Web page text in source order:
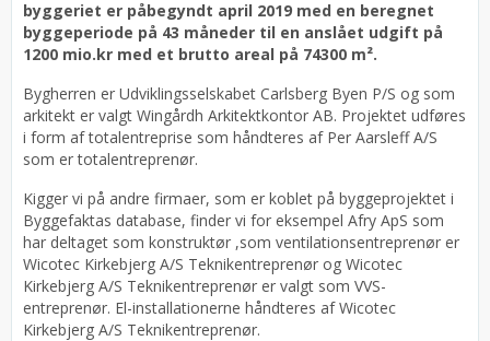
byggeriet er påbegyndt april 2019 med en beregnet
byggeperiode på 43 måneder til en anslået udgift på
1200 mio.kr med et brutto areal på 74300 m².
Bygherren er Udviklingsselskabet Carlsberg Byen P/S og som
arkitekt er valgt Wingårdh Arkitektkontor AB. Projektet udføres
i form af totalentreprise som håndteres af Per Aarsleff A/S
som er totalentreprenør.
Kigger vi på andre firmaer, som er koblet på byggeprojektet i
Byggefaktas database, finder vi for eksempel Afry ApS som
har deltaget som konstruktør ,som ventilationsentreprenør er
Wicotec Kirkebjerg A/S Teknikentreprenør og Wicotec
Kirkebjerg A/S Teknikentreprenør er valgt som VVS-
entreprenør. El-installationerne håndteres af Wicotec
Kirkebjerg A/S Teknikentreprenør.